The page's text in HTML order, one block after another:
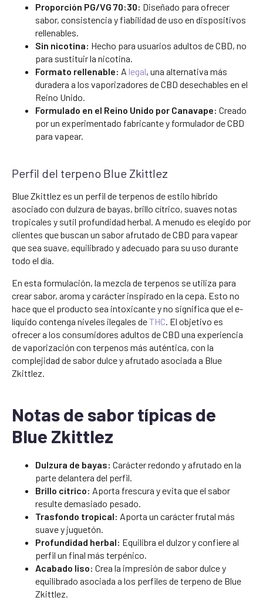
Proporción PG/VG 70:30: Diseñado para ofrecer
sabor, consistencia y fiabilidad de uso en dispositivos
rellenables.
Sin nicotina: Hecho para usuarios adultos de CBD, no
para sustituir la nicotina.
Formato rellenable: A legal, una alternativa más
duradera a los vaporizadores de CBD desechables en el
Reino Unido.
Formulado en el Reino Unido por Canavape: Creado
por un experimentado fabricante y formulador de CBD
para vapear.
Perfil del terpeno Blue Zkittlez
Blue Zkittlez es un perfil de terpenos de estilo híbrido
asociado con dulzura de bayas, brillo cítrico, suaves notas
tropicales y sutil profundidad herbal. A menudo es elegido por
clientes que buscan un sabor afrutado de CBD para vapear
que sea suave, equilibrado y adecuado para su uso durante
todo el día.
En esta formulación, la mezcla de terpenos se utiliza para
crear sabor, aroma y carácter inspirado en la cepa. Esto no
hace que el producto sea intoxicante y no significa que el e-
líquido contenga niveles ilegales deTHC . El objetivo es
ofrecer a los consumidores adultos de CBD una experiencia
de vaporización con terpenos más auténtica, con la
complejidad de sabor dulce y afrutado asociada a Blue
Zkittlez.
Notas de sabor típicas de
Blue Zkittlez
Dulzura de bayas: Carácter redondo y afrutado en la
parte delantera del perfil.
Brillo cítrico: Aporta frescura y evita que el sabor
resulte demasiado pesado.
Trasfondo tropical: Aporta un carácter frutal más
suave y juguetón.
Profundidad herbal: Equilibra el dulzor y confiere al
perfil un final más terpénico.
Acabado liso: Crea la impresión de sabor dulce y
equilibrado asociada a los perfiles de terpeno de Blue
Zkittlez.